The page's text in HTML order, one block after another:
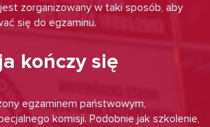
zorganizowany w taki sposób, aby
się do egzaminu.
kończy się
egzaminem państwowym,
komisji. Podobnie jak szkolenie,